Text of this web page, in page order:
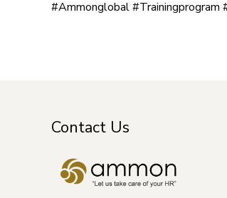
#Ammonglobal #Trainingprogram
Contact Us